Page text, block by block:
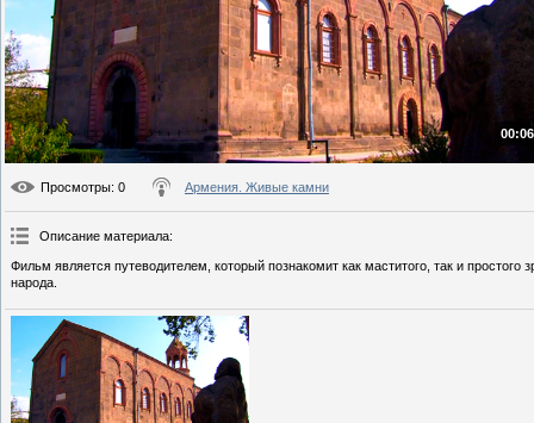
Просмотры: 0 Армения. Живые камни
Описание материала:
Фильм является путеводителем, который познакомит как маститого, так и
народа.